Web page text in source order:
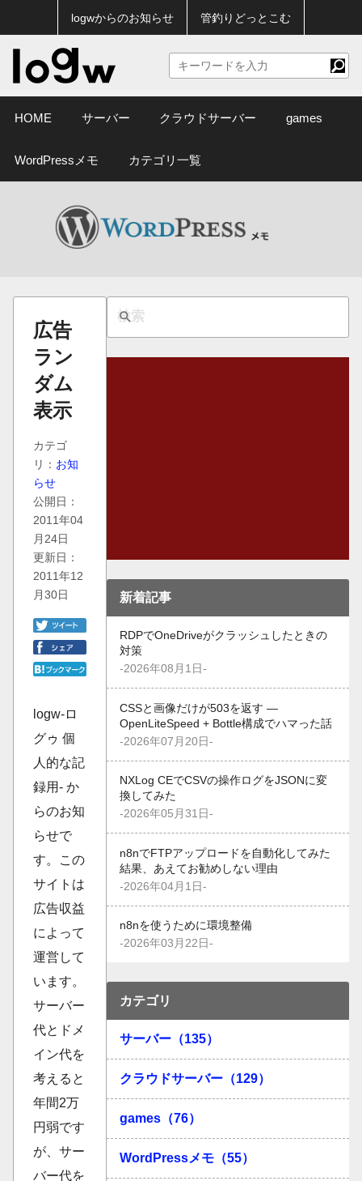
logwからのお知らせ 管釣りどっとこむ
HOME サーバー クラウドサーバー games
WordPressメモ カテゴリ一覧
広告
ラン
ダム
表示
カテゴ
リ： お知
らせ
公開日：
2011年04
月24日
更新日：
2011年12
月30日
logw-ロ
グゥ 個
人的な記
録用- か
らのお知
らせで
す。この
サイトは
広告収益
によって
運営して
います。
サーバー
代とドメ
イン代を
考えると
年間2万
円弱です
が、サー
バー代を
新着記事
RDPでOneDriveがクラッシュしたときの
対策
-2026年08月1日-
CSSと画像だけが503を返す —
OpenLiteSpeed + Bottle構成でハマった話
-2026年07月20日-
NXLog CEでCSVの操作ログをJSONに変
換してみた
-2026年05月31日-
n8nでFTPアップロードを自動化してみた
結果、あえてお勧めしない理由
-2026年04月1日-
n8nを使うために環境整備
-2026年03月22日-
カテゴリ
サーバー（135）
クラウドサーバー（129）
games（76）
WordPressメモ（55）